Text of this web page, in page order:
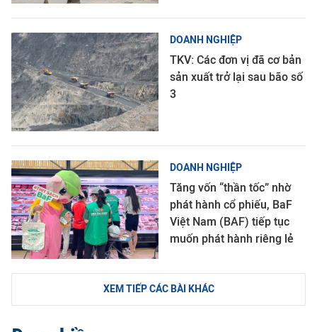
DOANH NGHIỆP
TKV: Các đơn vị đã cơ bản
sản xuất trở lại sau bão số
3
DOANH NGHIỆP
Tăng vốn “thần tốc” nhờ
phát hành cổ phiếu, BaF
Việt Nam (BAF) tiếp tục
muốn phát hành riêng lẻ
XEM TIẾP CÁC BÀI KHÁC